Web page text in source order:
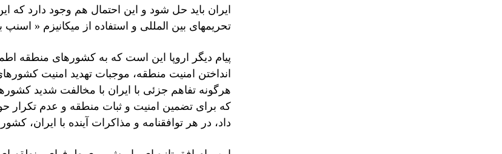
ایران باید حل شود و این احتمال هم وجود دارد که
تحریمهای بین المللی و استفاده از میکانیزم «
پیام دیگر اروپا این است که به کشورهای منطقه
انداختن امنیت منطقه، موجبات تهدید امنیت
هرگونه تفاهم جزئی با ایران با مخالفت شدید
داد، در هر توافقنامه و مذاکرات آینده با ایران،